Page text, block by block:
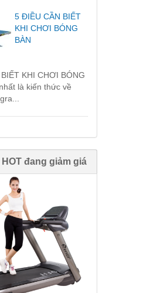
5 ĐIỀU CẦN BIẾT
KHI CHƠI BÓNG
BÀN
KHI CHƠI BÓNG
là kiến thức về
đang giảm giá